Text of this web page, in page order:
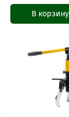
В корзину
online